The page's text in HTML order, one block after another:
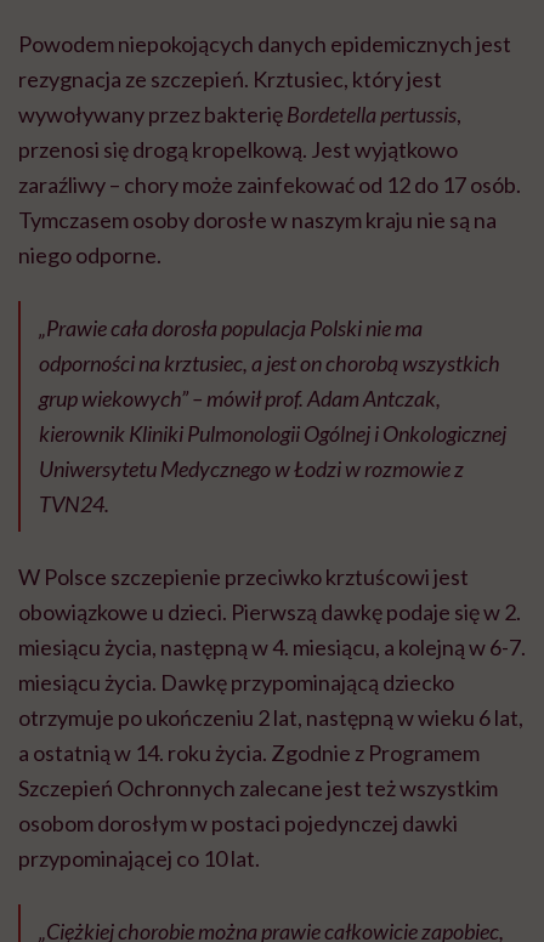
Powodem niepokojących danych epidemicznych jest
rezygnacja ze szczepień. Krztusiec, który jest
wywoływany przez bakterięBordetella pertussis,
przenosi się drogą kropelkową. Jest wyjątkowo
zaraźliwy – chory może zainfekować od 12 do 17 osób.
Tymczasem osoby dorosłe w naszym kraju nie są na
niego odporne.
„Prawie cała dorosła populacja Polski nie ma
odporności na krztusiec, a jest on chorobą wszystkich
grup wiekowych” – mówił prof. Adam Antczak,
kierownik Kliniki Pulmonologii Ogólnej i Onkologicznej
Uniwersytetu Medycznego w Łodzi w rozmowie z
TVN24.
W Polsce szczepienie przeciwko krztuścowi jest
obowiązkowe u dzieci. Pierwszą dawkę podaje się w 2.
miesiącu życia, następną w 4. miesiącu, a kolejną w 6-7.
miesiącu życia. Dawkę przypominającą dziecko
otrzymuje po ukończeniu 2 lat, następną w wieku 6 lat,
a ostatnią w 14. roku życia. Zgodnie z Programem
Szczepień Ochronnych zalecane jest też wszystkim
osobom dorosłym w postaci pojedynczej dawki
przypominającej co 10 lat.
„Ciężkiej chorobie można prawie całkowicie zapobiec,